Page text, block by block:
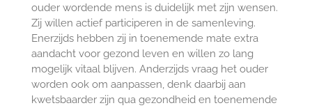
ouder wordende mens is duidelijk met zijn wensen.
Zij willen actief participeren in de samenleving.
Enerzijds hebben zij in toenemende mate extra
aandacht voor gezond leven en willen zo lang
mogelijk vitaal blijven. Anderzijds vraag het ouder
worden ook om aanpassen, denk daarbij aan
kwetsbaarder zijn qua gezondheid en toenemende